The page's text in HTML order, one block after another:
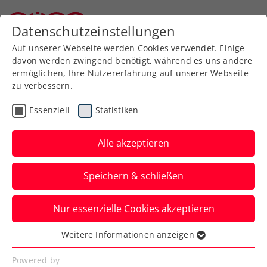
Zurück zur Newsübersicht
Turniere
Generali Open Kitzbühel
2026: Ticketvorverkauf
gestartet
Und auch ein erster Star steht bereits als
Starter fest: Titelverteidiger Alexander
Bublik kehrt zurück!
Verfasst von: Presseaussendung / Redaktion, 21.10.2025
Datenschutzeinstellungen
Auf unserer Webseite werden Cookies verwendet. Einige
davon werden zwingend benötigt, während es uns andere
ermöglichen, Ihre Nutzererfahrung auf unserer Webseite
zu verbessern.
Essenziell Statistiken
Alle akzeptieren
Speichern & schließen
Nur essenzielle Cookies akzeptieren
Essenziell
Essenzielle Cookies werden für grundlegende
Weitere Informationen anzeigen
Powered by